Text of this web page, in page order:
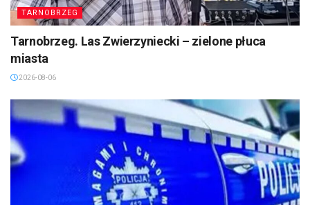
TARNOBRZEG
Tarnobrzeg. Las Zwierzyniecki – zielone płuca
miasta
2026-08-06